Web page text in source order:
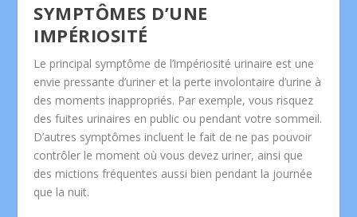
SYMPTÔMES D’UNE
IMPÉRIOSITÉ
Le principal symptôme de l’impériosité urinaire est une
envie pressante d’uriner et la perte involontaire d’urine à
des moments inappropriés. Par exemple, vous risquez
des fuites urinaires en public ou pendant votre sommeil.
D’autres symptômes incluent le fait de ne pas pouvoir
contrôler le moment où vous devez uriner, ainsi que
des mictions fréquentes aussi bien pendant la journée
que la nuit.